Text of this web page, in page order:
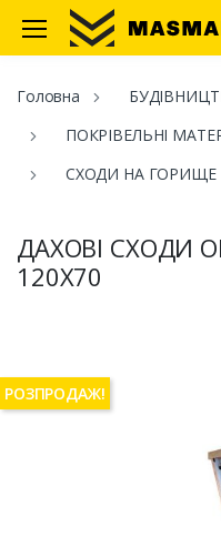
Masmart
Головна
ПОКРІВЕЛЬНІ
СХОДИ НА ГОРИЩЕ
ДАХОВІ СХОДИ
120Х70
РОЗПРОДАЖ!